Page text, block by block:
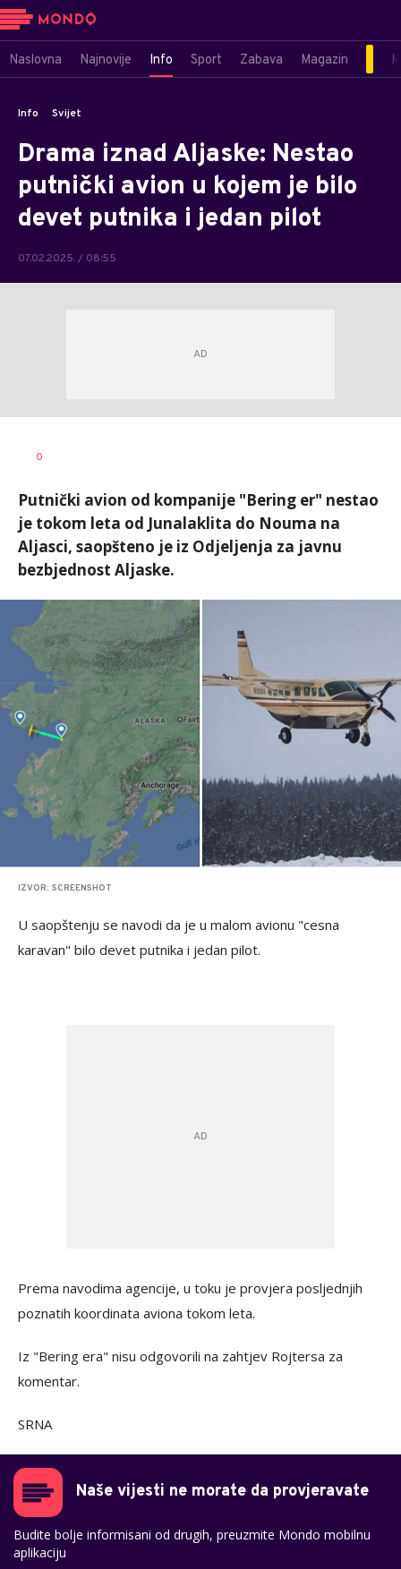
Naslovna Najnovije Info Sport Zabava Magazin
Info Svijet
Drama iznad Aljaske: Nestao
putnički avion u kojem je bilo
devet putnika i jedan pilot
07.02.2025. / 08:55
AUTOR
0
Putnički avion od kompanije "Bering er" nestao
je tokom leta od Junalaklita do Nouma na
Aljasci, saopšteno je iz Odjeljenja za javnu
bezbjednost Aljaske.
IZVOR: SCREENSHOT
U saopštenju se navodi da je u malom avionu "cesna
karavan" bilo devet putnika i jedan pilot.
Prema navodima agencije, u toku je provjera posljednjih
poznatih koordinata aviona tokom leta.
Iz "Bering era" nisu odgovorili na zahtjev Rojtersa za
komentar.
SRNA
Naše vijesti ne morate da provjeravate
Budite bolje informisani od drugih, preuzmite Mondo mobilnu
aplikaciju